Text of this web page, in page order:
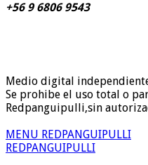
+56 9 6806 9543
Medio digital
Se prohibe el uso total o
Redpanguipulli,sin
MENU REDPANGUIPULLI
REDPANGUIPULLI